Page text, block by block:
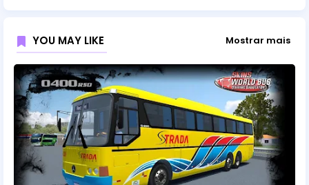
YOU MAY LIKE Mostrar mais